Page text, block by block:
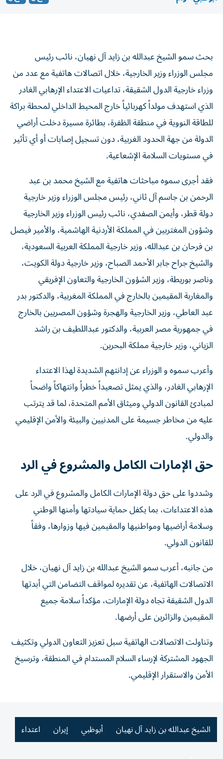
بحث سمو الشيخ عبدالله بن زايد آل نهيان، نائب رئيس
مجلس الوزراء وزير الخارجية، خلال اتصالات هاتفية مع عدد من
وزراء خارجية الدول الشقيقة، تداعيات الاعتداء الإرهابي الغادر
الذي استهدف مولداً كهربائياً خارج المحيط الداخلي لمحطة براكة
للطاقة النووية في منطقة الظفرة، بطائرة مسيرة دخلت أراضي
الدولة من جهة الحدود الغربية، دون تسجيل إصابات أو أي تأثير
في مستويات السلامة الإشعاعية.
فقد أجرى سموه مباحثات هاتفية مع الشيخ محمد بن عبد
الرحمن بن جاسم آل ثاني، رئيس مجلس الوزراء وزير خارجية
دولة قطر، وأيمن الصفدي، نائب رئيس الوزراء وزير الخارجية
وشؤون المغتربين في المملكة الأردنية الهاشمية، والأمير فيصل
بن فرحان بن عبدالله، وزير خارجية المملكة العربية السعودية،
والشيخ جراح جابر الأحمد الصباح، وزير خارجية دولة الكويت،
وناصر بوريطة، وزير الشؤون الخارجية والتعاون الإفريقي
والمغاربة المقيمين بالخارج في المملكة المغربية، والدكتور بدر
عبد العاطي، وزير الخارجية والهجرة وشؤون المصريين بالخارج
في جمهورية مصر العربية، والدكتور عبداللطيف بن راشد
الزياني، وزير خارجية مملكة البحرين.
وأعرب سموه و الوزراء عن إدانتهم الشديدة لهذا الاعتداء
الإرهابي الغادر، والذي يمثل تصعيداً خطراً وانتهاكاً واضحاً
لمبادئ القانون الدولي وميثاق الأمم المتحدة، لما قد يترتب
عليه من مخاطر جسيمة على المدنيين والبيئة والأمن الإقليمي
والدولي.
حق الإمارات الكامل والمشروع في الرد
وشددوا على حق دولة الإمارات الكامل والمشروع في الرد على
هذه الاعتداءات، بما يكفل حماية سيادتها وأمنها الوطني
وسلامة أراضيها ومواطنيها والمقيمين فيها وزوارها، وفقاً
للقانون الدولي.
من جانبه، أعرب سمو الشيخ عبدالله بن زايد آل نهيان، خلال
الاتصالات الهاتفية، عن تقديره لمواقف التضامن التي أبدتها
الدول الشقيقة تجاه دولة الإمارات، مؤكداً سلامة جميع
المقيمين والزائرين على أرضها.
وتناولت الاتصالات الهاتفية سبل تعزيز التعاون الدولي وتكثيف
الجهود المشتركة لإرساء السلام المستدام في المنطقة، وترسيخ
الأمن والاستقرار الإقليمي.
الشيخ عبدالله بن زايد آل نهيان أبوظبي إيران اعتداء